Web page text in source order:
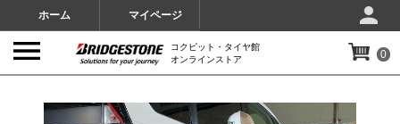
ホーム マイページ
コクピット・タイヤ館
オンラインストア
0